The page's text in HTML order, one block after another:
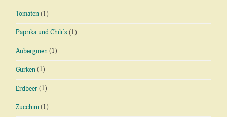
Tomaten (1)
Paprika und Chili´s (1)
Auberginen (1)
Gurken (1)
Erdbeer (1)
Zucchini (1)